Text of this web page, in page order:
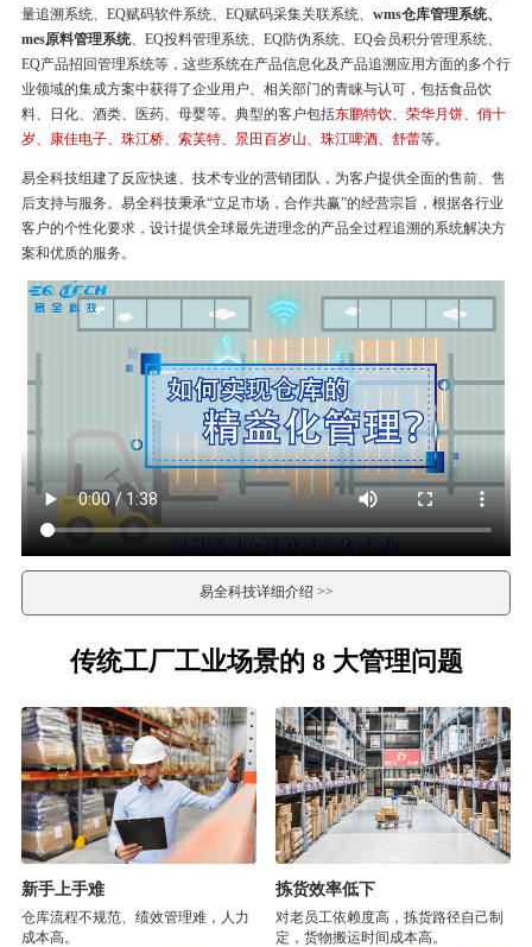
量追溯系统、EQ赋码软件系统、EQ赋码采集关联系统、 wms仓库管理系统、
mes原料管理系统、EQ投料管理系统、EQ防伪系统、EQ会员积分管理系统、
EQ产品招回管理系统等，这些系统在产品信息化及产品追溯应用方面的多个行
业领域的集成方案中获得了企业用户、相关部门的青睐与认可，包括食品饮
料、日化、酒类、医药、母婴等。典型的客户包括东鹏特饮、荣华月饼、俏十
岁、康佳电子、珠江桥、索芙特、景田百岁山、珠江啤酒、舒蕾等。
易全科技组建了反应快速、技术专业的营销团队，为客户提供全面的售前、售
后支持与服务。易全科技秉承“立足市场，合作共赢”的经营宗旨，根据各行业
客户的个性化要求，设计提供全球最先进理念的产品全过程追溯的系统解决方
案和优质的服务。
易全科技详细介绍 >>
传统工厂工业场景的 8 大管理问题
新手上手难
仓库流程不规范、绩效管理难，人力
成本高。
拣货效率低下
对老员工依赖度高，拣货路径自己制
定，货物搬运时间成本高。